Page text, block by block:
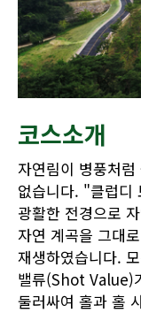
코스소개
자연림이 병풍처
없습니다. "클럽디
광활한 전경으로
자연 계곡을 그대
재생하였습니다.
밸류(Shot Value)
둘러싸여 홀과 홀